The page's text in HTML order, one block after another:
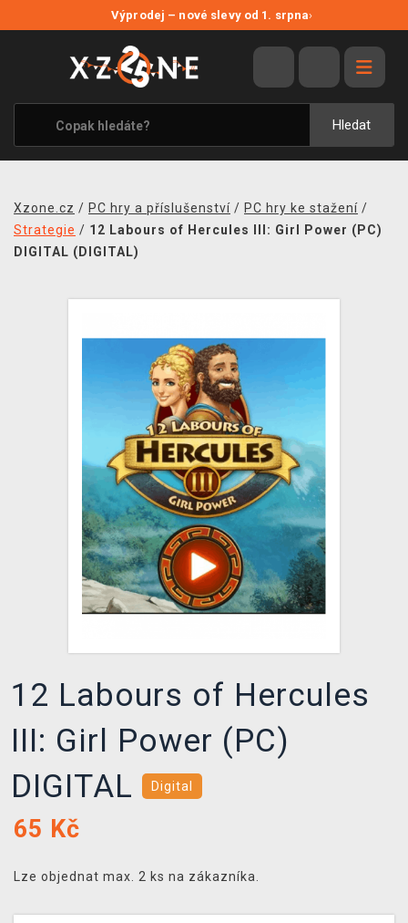
Výprodej – nové slevy od 1. srpna›
Hledat
VÝPRODEJ
VIDEOHRY
XZONE ORIGINALS
TÉMATIKY
MERCHANDISE
XZONE KLUB
TCG & BOARDGAME HUB
VÝKUP HER (BAZAR)
Xzone.cz / PC hry a příslušenství / PC hry ke stažení /
Strategie / 12 Labours of Hercules III: Girl Power (PC)
DIGITAL (DIGITAL)
12 Labours of Hercules
III: Girl Power (PC)
DIGITAL
Digital
65 Kč
Lze objednat max. 2 ks na zákazníka.